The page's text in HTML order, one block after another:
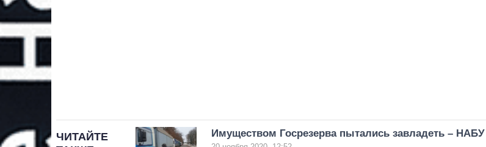
ЧИТАЙТЕ
Имуществом Госрезерва пытались завладеть – НАБУ